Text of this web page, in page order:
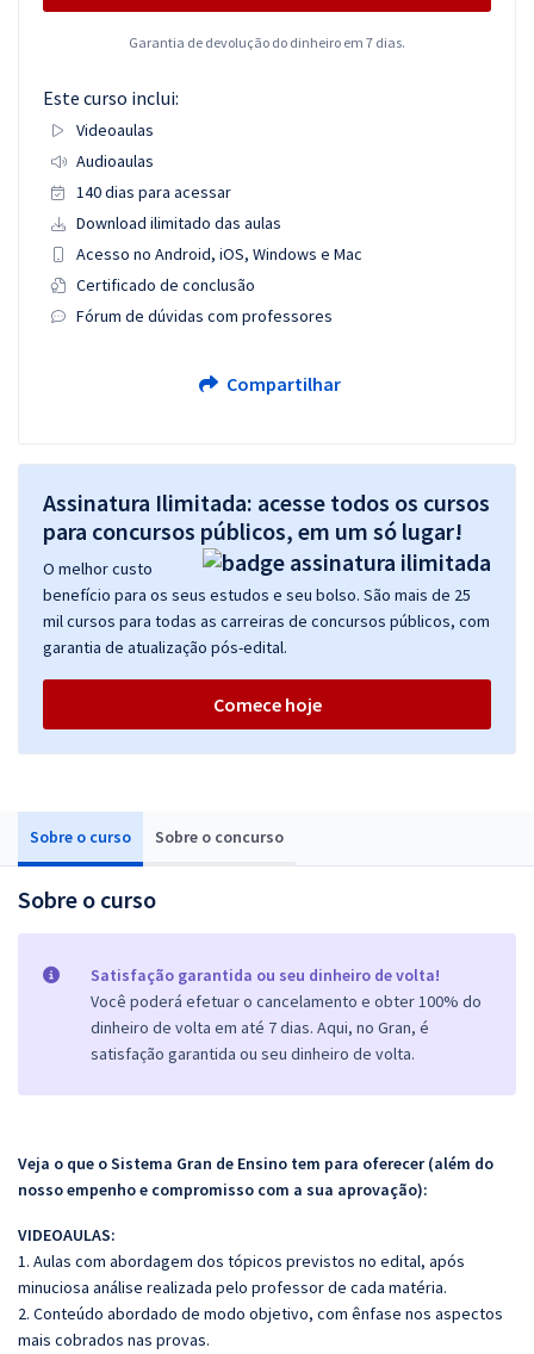
Sobre o curso Sobre o concurso
Sobre o curso
Satisfação garantida ou seu dinheiro de volta!
Você poderá efetuar o cancelamento e obter 100% do
dinheiro de volta em até 7 dias. Aqui, no Gran, é
satisfação garantida ou seu dinheiro de volta.
Veja o que o Sistema Gran de Ensino tem para oferecer (além do
nosso empenho e compromisso com a sua aprovação):
VIDEOAULAS:
1. Aulas com abordagem dos tópicos previstos no edital, após
minuciosa análise realizada pelo professor de cada matéria.
2. Conteúdo abordado de modo objetivo, com ênfase nos aspectos
mais cobrados nas provas.
Garantia de devolução do dinheiro em 7 dias.
Este curso inclui:
Videoaulas
Audioaulas
140 dias para acessar
Download ilimitado das aulas
Acesso no Android, iOS, Windows e Mac
Certificado de conclusão
Fórum de dúvidas com professores
Compartilhar
Assinatura Ilimitada: acesse todos os cursos
para concursos públicos, em um só lugar!
O melhor custo
benefício para os seus estudos e seu bolso. São mais de 25
mil cursos para todas as carreiras de concursos públicos, com
garantia de atualização pós-edital.
Comece hoje